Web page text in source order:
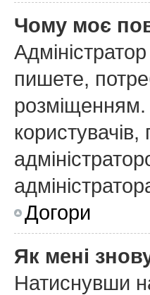
Чому моє
пишете,
Догори
Як мені
Натиснувши